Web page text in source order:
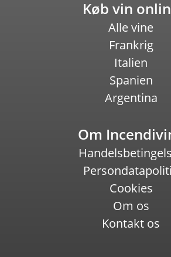
Køb vin
Alle vine
Frankrig
Italien
Spanien
Argentina
Om
Cookies
Om os
Kontakt os